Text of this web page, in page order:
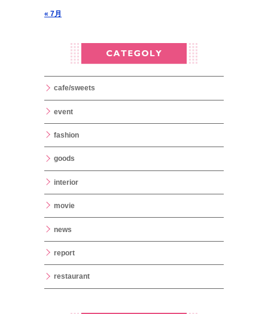
« 7月
cafe/sweets
event
fashion
goods
interior
movie
news
report
restaurant